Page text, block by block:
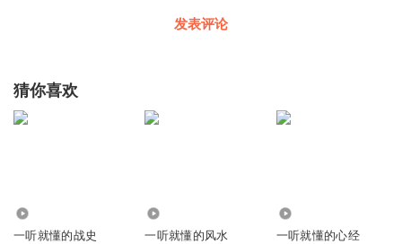
发表评论
猜你喜欢
一听就懂的战史 一听就懂的风水 一听就懂的心经